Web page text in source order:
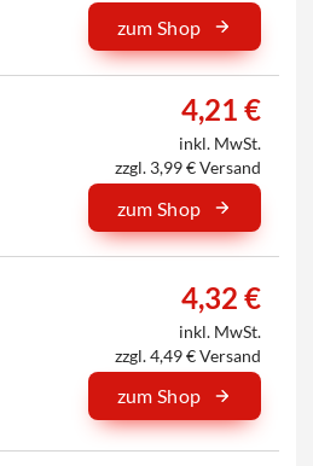
zum Shop
4,21 €
inkl. MwSt.
zzgl. 3,99 € Versand
zum Shop
4,32 €
inkl. MwSt.
zzgl. 4,49 € Versand
zum Shop